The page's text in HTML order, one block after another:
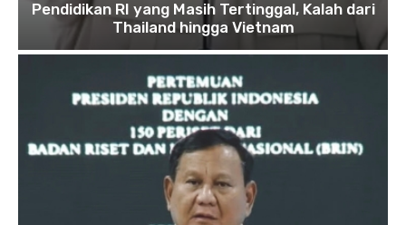
Pendidikan RI yang Masih Tertinggal, Kalah dari
Thailand hingga Vietnam